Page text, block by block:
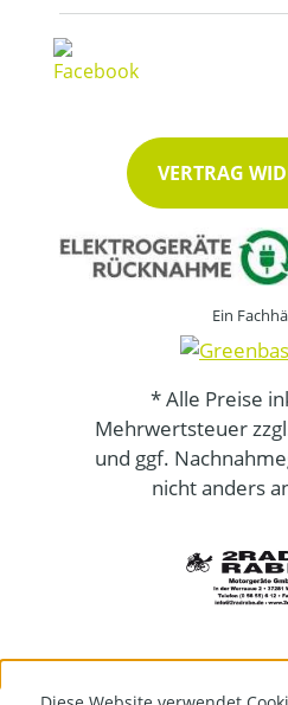
VERTRAG
Ein
* Alle Preise
Mehrwertsteuer
und ggf.
nicht anders